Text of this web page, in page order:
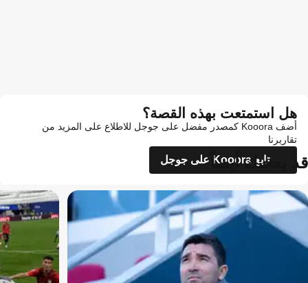
هل استمتعت بهذه القصة؟
أضف Kooora كمصدر مفضل على جوجل للاطلاع على المزيد من
تقاريرنا
تابع Kooora على جوجل
قد يعجبك أيضاً